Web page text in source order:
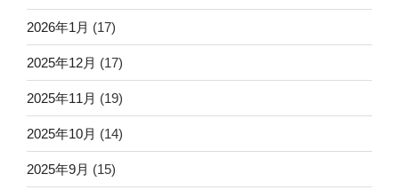
2026年1月 (17)
2025年12月 (17)
2025年11月 (19)
2025年10月 (14)
2025年9月 (15)